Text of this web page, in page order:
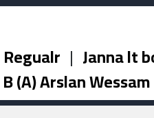
| Janna lt
(A) Arslan Wessam